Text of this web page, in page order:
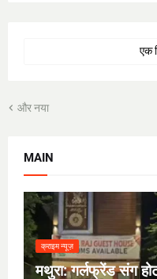
एक
और नया
MAIN
क्राइम न्यूज़
मथुरा: गर्लफ्रेंड संग